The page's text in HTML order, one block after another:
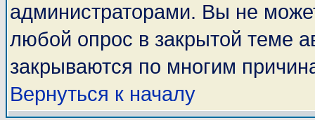
администраторами. Вы не
любой опрос в закрытой теме
закрываются по многим
Вернуться к началу